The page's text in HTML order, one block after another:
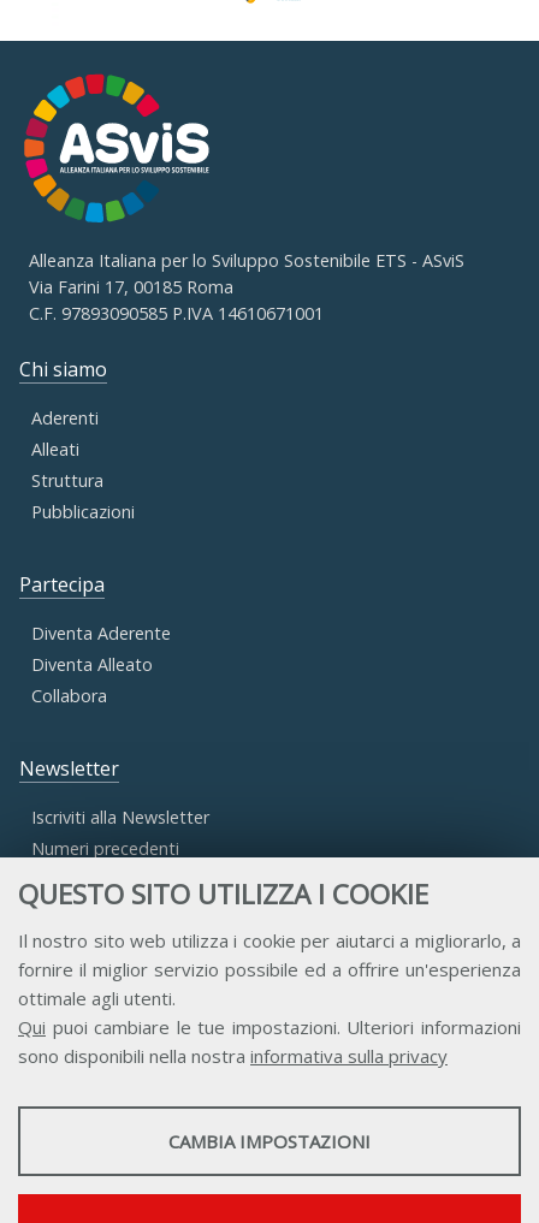
QUESTO SITO UTILIZZA I COOKIE
Il nostro sito web utilizza i cookie per aiutarci a migliorarlo, a
fornire il miglior servizio possibile ed a offrire un'esperienza
ottimale agli utenti.
Qui puoi cambiare le tue impostazioni. Ulteriori informazioni
sono disponibili nella nostra informativa sulla privacy
STATISTICHE
CAMBIA IMPOSTAZIONI
Alleanza Italiana per lo Sviluppo Sostenibile ETS - ASviS
Via Farini 17, 00185 Roma
C.F. 97893090585 P.IVA 14610671001
Chi siamo
Aderenti
Alleati
Struttura
Pubblicazioni
Partecipa
Diventa Aderente
Diventa Alleato
Collabora
Newsletter
Iscriviti alla Newsletter
Numeri precedenti
Accesso Aderenti
Accesso Consulta
Accesso Team
Contatti Privacy Trasparenza Credits